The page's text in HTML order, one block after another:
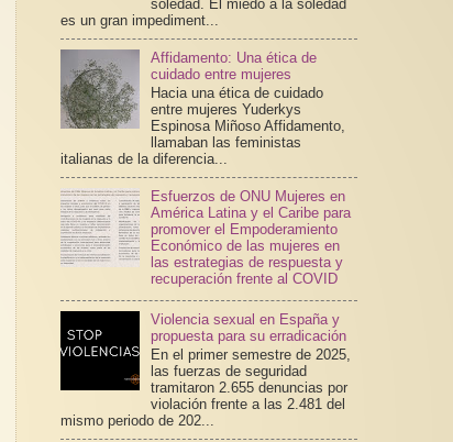
soledad. El miedo a la soledad
es un gran impediment...
Affidamento: Una ética de
cuidado entre mujeres
Hacia una ética de cuidado
entre mujeres Yuderkys
Espinosa Miñoso Affidamento,
llamaban las feministas
italianas de la diferencia...
Esfuerzos de ONU Mujeres en
América Latina y el Caribe para
promover el Empoderamiento
Económico de las mujeres en
las estrategias de respuesta y
recuperación frente al COVID
Violencia sexual en España y
propuesta para su erradicación
En el primer semestre de 2025,
las fuerzas de seguridad
tramitaron 2.655 denuncias por
violación frente a las 2.481 del
mismo periodo de 202...